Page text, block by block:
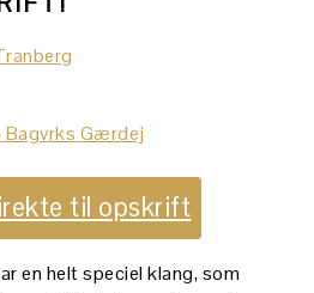
til opskrift
en helt speciel klang, som